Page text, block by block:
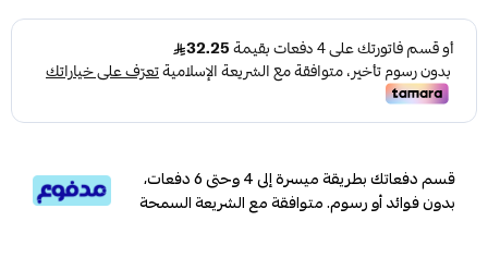
قسم دفعاتك بطريقة ميسرة إلى 4 وحتى 6 دفعات،
بدون فوائد أو رسوم. متوافقة مع الشريعة السمحة